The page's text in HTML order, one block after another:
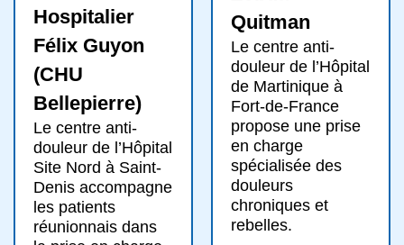
Hospitalier
Félix Guyon
(CHU
Bellepierre)
Le centre anti-
douleur de l’Hôpital
Site Nord à Saint-
Denis accompagne
les patients
réunionnais dans
Quitman
Le centre anti-
douleur de l’Hôpital
de Martinique à
Fort-de-France
propose une prise
en charge
spécialisée des
douleurs
chroniques et
rebelles.